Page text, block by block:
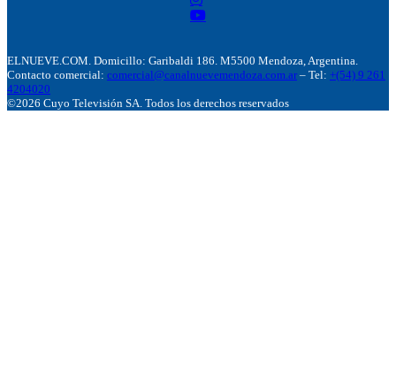
ELNUEVE.COM. Domicillo: Garibaldi 186. M5500 Mendoza, Argentina.
Contacto comercial: comercial@canalnuevemendoza.com.ar – Tel: +(54) 9 261
4204020
©2026 Cuyo Televisión SA. Todos los derechos reservados